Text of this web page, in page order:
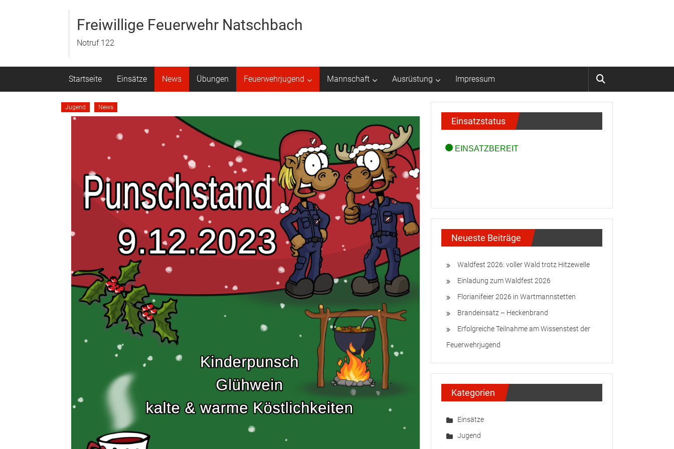
Freiwillige Feuerwehr Natschbach
Notruf 122
Startseite Einsätze News Übungen Feuerwehrjugend Mannschaft Ausrüstung Impressum
Jugend News
Einsatzstatus
Neueste Beiträge
Waldfest 2026: voller Wald trotz Hitzewelle
Einladung zum Waldfest 2026
Florianifeier 2026 in Wartmannstetten
Brandeinsatz – Heckenbrand
Erfolgreiche Teilnahme am Wissenstest der
Feuerwehrjugend
Kategorien
Einsätze
Jugend